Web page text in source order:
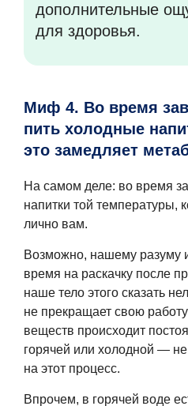
дополнительные
для здоровья.
Миф 4. Во время
пить холодные
это замедляет
На самом деле: во время
напитки той температуры,
лично вам.
Возможно, нашему разуму
время на раскачку после
наше тело этого сказать
не прекращает свою
веществ происходит
горячей или холодной —
на этот процесс.
Впрочем, в горячей воде